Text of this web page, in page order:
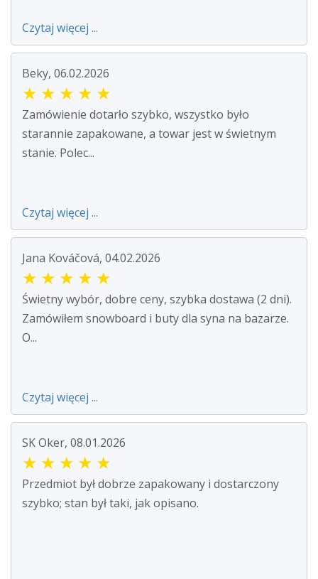
Czytaj więcej ...
Beky, 06.02.2026
★ ★ ★ ★ ★
Zamówienie dotarło szybko, wszystko było
starannie zapakowane, a towar jest w świetnym
stanie. Polec...
Czytaj więcej ...
Jana Kováčová, 04.02.2026
★ ★ ★ ★ ★
Świetny wybór, dobre ceny, szybka dostawa (2 dni).
Zamówiłem snowboard i buty dla syna na bazarze.
O...
Czytaj więcej ...
SK Oker, 08.01.2026
★ ★ ★ ★ ★
Przedmiot był dobrze zapakowany i dostarczony
szybko; stan był taki, jak opisano.